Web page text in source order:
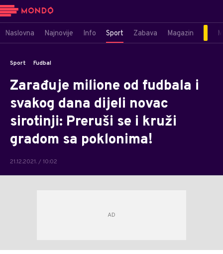
Naslovna Najnovije Info Sport Zabava Magazin
Sport Fudbal
Zarađuje milione od fudbala i
svakog dana dijeli novac
sirotinji: Preruši se i kruži
gradom sa poklonima!
21.12.2021. / 10:02